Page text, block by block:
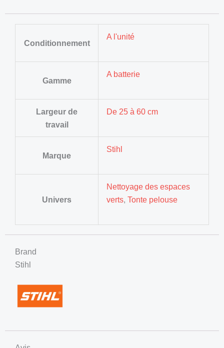
Conditionnement
A l'unité
Gamme
A batterie
Largeur de
travail
De 25 à 60 cm
Marque
Stihl
Univers
Nettoyage des espaces
verts,Tonte pelouse
Brand
Stihl